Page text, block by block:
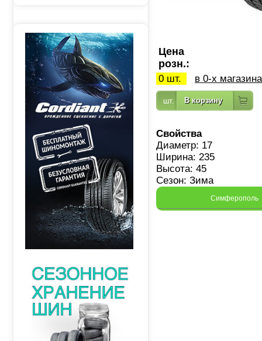
Цена
розн.:
0 шт. в 0-х
Свойства
Диаметр: 17
Ширина: 235
Высота: 45
Сезон: Зима
Симферополь